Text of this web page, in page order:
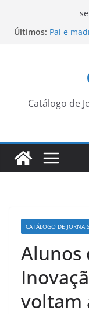
Últimos: Pai e
mais
jogos
Catálogo de
CATÁLOGO DE JORNAIS
Alunos
voltam